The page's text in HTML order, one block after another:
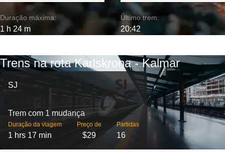
Duração máxima:
1 h 24 m
Último trem:
20:42
Trens na rota Karlskrona - Kalmar
SJ
Trem com 1 mudança
Duração da viagem
1 hrs 17 min
Preço de
$29
Partidas
16